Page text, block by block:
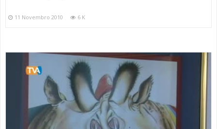
11 Novembro 2010 6 K